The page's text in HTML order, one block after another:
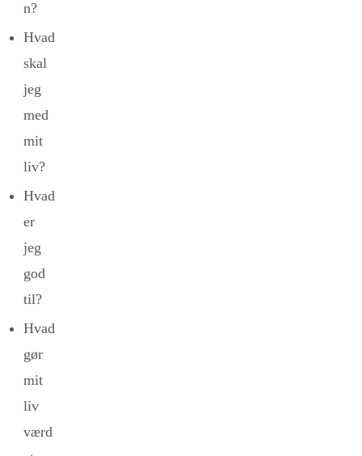
n?
Hvad
skal
jeg
med
mit
liv?
Hvad
er
jeg
god
til?
Hvad
gør
mit
liv
værd